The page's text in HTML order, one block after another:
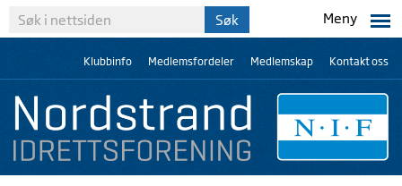
Meny
Klubbinfo Medlemsfordeler Medlemskap Kontakt oss